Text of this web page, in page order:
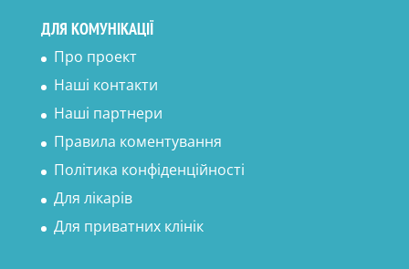
ДЛЯ КОМУНІКАЦІЇ
Про проект
Наші контакти
Наші партнери
Правила коментування
Політика конфіденційності
Для лікарів
Для приватних клінік